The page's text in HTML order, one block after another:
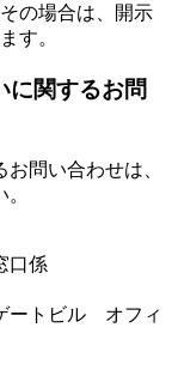
の場合は、開示
す。
に関するお問
問い合わせは、
口係
ートビル オフィ